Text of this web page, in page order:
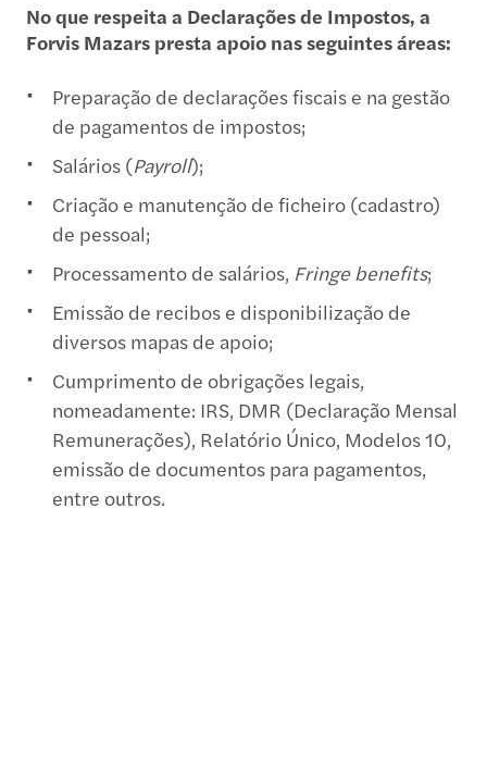
No que respeita a Declarações de Impostos, a
Forvis Mazars presta apoio nas seguintes áreas:
Preparação de declarações fiscais e na gestão
de pagamentos de impostos;
Salários (Payroll);
Criação e manutenção de ficheiro (cadastro)
de pessoal;
Processamento de salários, Fringe benefits;
Emissão de recibos e disponibilização de
diversos mapas de apoio;
Cumprimento de obrigações legais,
nomeadamente: IRS, DMR (Declaração Mensal
Remunerações), Relatório Único, Modelos 10,
emissão de documentos para pagamentos,
entre outros.